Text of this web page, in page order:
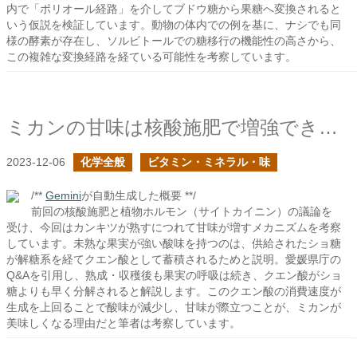
内で「ポリオール経路」を介してブドウ糖から果糖へ変換されると
いう仮説を検証しています。動物の体内での例を基に、ナシでも同
様の酵素が存在し、ソルビトールでの糖移行の機能性の高さから、
この複雑な変換経路を経ている可能性を考察しています。
ミカンの甘味は核酸施肥で増強できるか？の続き
2023-12-06 化学全般 ビタミン・ミネラル・味
/** Geminiが自動生成した概要 **/
前回の核酸施肥と植物ホルモン（サイトカイニン）の議論を
受け、今回はカンキツが熟すにつれて甘味が増すメカニズムを考察
しています。未熟な果実が強い酸味を持つのは、供給されたショ糖
が解糖系を経てクエン酸として蓄積されるためと説明。愛媛県庁の
Q&Aを引用し、熟成・収穫後も果実の呼吸は続き、クエン酸がショ
糖よりも早く分解されると解説します。このクエン酸の消費速度が
生成を上回ることで酸味が減少し、甘味が際立つことが、ミカンが
美味しくなる理由だと筆者は考察しています。